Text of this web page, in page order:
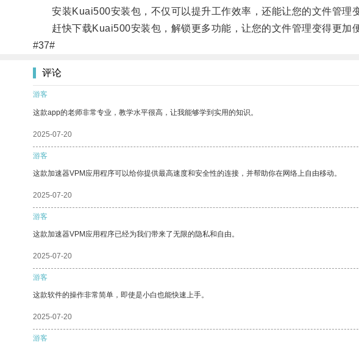
安装Kuai500安装包，不仅可以提升工作效率，还能让您的文件管理变
赶快下载Kuai500安装包，解锁更多功能，让您的文件管理变得更加便
#37#
评论
游客
这款app的老师非常专业，教学水平很高，让我能够学到实用的知识。
2025-07-20
游客
这款加速器VPM应用程序可以给你提供最高速度和安全性的连接，并帮助你在网络上自由移动。
2025-07-20
游客
这款加速器VPM应用程序已经为我们带来了无限的隐私和自由。
2025-07-20
游客
这款软件的操作非常简单，即使是小白也能快速上手。
2025-07-20
游客